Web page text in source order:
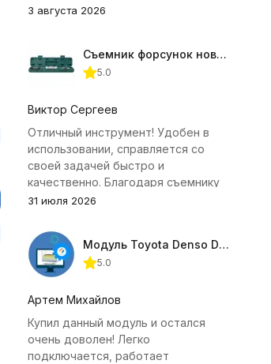
доволен.
3 августа 2026
Съемник форсунок новых дизельных двигателей Jonnesway
5.0
Виктор Сергеев
Отличный инструмент! Удобен в
использовании, справляется со
своей задачей быстро и
качественно. Благодаря съемнику
удалось избежать лишних хлопот с
цилиндров.
31 июля 2026
Модуль Toyota Denso Diesel 2.8D для ChipTuningPRO
5.0
Артем Михайлов
Купил данный модуль и остался
очень доволен! Легко
подключается, работает